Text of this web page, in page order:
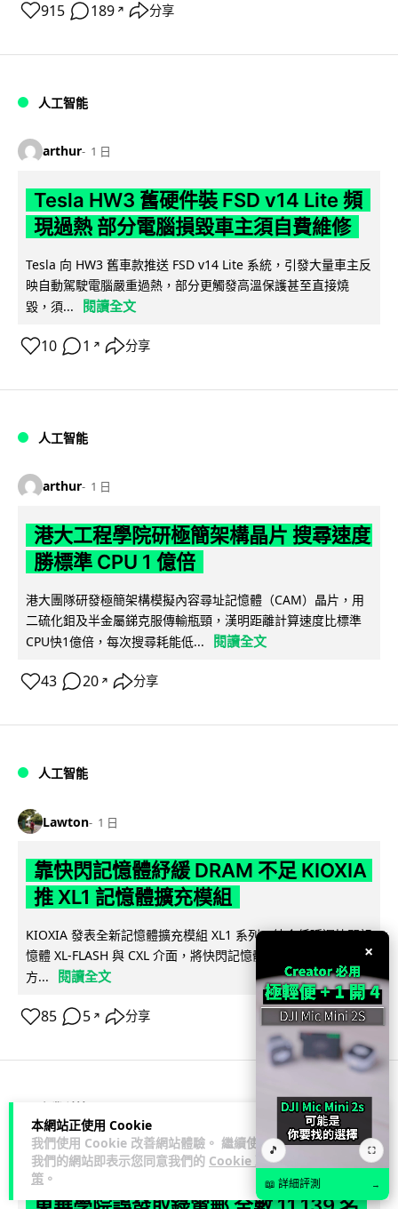
本網站正使用 Cookie
我們使用 Cookie 改善網站體驗。 繼續使用
我們的網站即表示您同意我們的 Cookie 政
策 。
915 189 ↗ 分享
人工智能
arthur 1 日
Tesla HW3 舊硬件裝 FSD v14 Lite 頻
現過熱 部分電腦損毀車主須自費維修
Tesla 向 HW3 舊車款推送 FSD v14 Lite 系統，引發大量車主反
映自動駕駛電腦嚴重過熱，部分更觸發高溫保護甚至直接燒
毀，須...
閱讀全文
10 1 ↗ 分享
人工智能
arthur 1 日
港大工程學院研極簡架構晶片 搜尋速度
勝標準 CPU 1 億倍
港大團隊研發極簡架構模擬內容尋址記憶體（CAM）晶片，用
二硫化鉬及半金屬銻克服傳輸瓶頸，漢明距離計算速度比標準
CPU快1億倍，每次搜尋耗能低...
閱讀全文
43 20 ↗ 分享
人工智能
Lawton 1 日
靠快閃記憶體紓緩 DRAM 不足 KIOXIA
推 XL1 記憶體擴充模組
KIOXIA 發表全新記憶體擴充模組 XL1 系列，結合低延遲快閃記
憶體 XL-FLASH 與 CXL 介面，將快閃記憶體轉化為記憶體擴充
方...
閱讀全文
85 5 ↗ 分享
商業科技
Lawton 1 日
×
🎵 ⛶
📖 詳細評測 →